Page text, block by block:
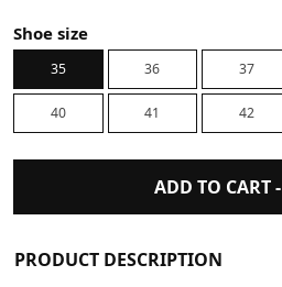
Shoe size
35 36 37
40 41 42
ADD TO CART -
PRODUCT DESCRIPTION